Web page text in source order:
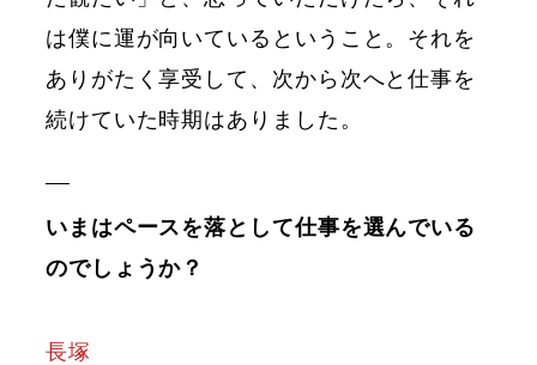
は僕に運が向いているということ。それを
ありがたく享受して、次から次へと仕事を
続けていた時期はありました。
いまはペースを落として仕事を選んでいる
のでしょうか？
長塚